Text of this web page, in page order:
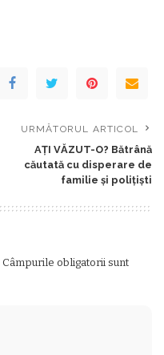
URMĂTORUL ARTICOL
AȚI VĂZUT-O? Bătrână
căutată cu disperare de
familie și polițiști
Câmpurile obligatorii sunt